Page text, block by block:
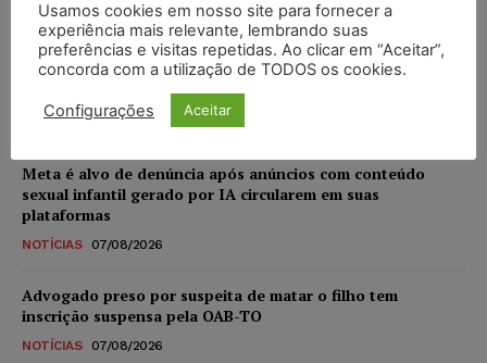
Composição da taxa de
juros
Carlos Henrique Abrão - 07/08/2026
Meta é alvo de denúncia após anúncios com conteúdo
sexual infantil gerado por IA circularem em suas
plataformas
NOTÍCIAS 07/08/2026
Advogado preso por suspeita de matar o filho tem
inscrição suspensa pela OAB-TO
NOTÍCIAS 07/08/2026
Usamos cookies em nosso site para fornecer a
experiência mais relevante, lembrando suas
preferências e visitas repetidas. Ao clicar em “Aceitar”,
concorda com a utilização de TODOS os cookies.
Configurações Aceitar